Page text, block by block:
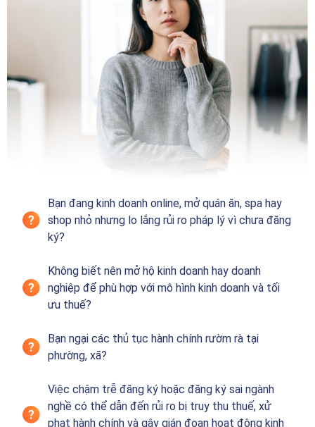
Bạn đang kinh doanh online, mở quán ăn, spa hay
shop nhỏ nhưng lo lắng rủi ro pháp lý vì chưa đăng
ký?
Không biết nên mở hộ kinh doanh hay doanh
nghiệp để phù hợp với mô hình kinh doanh và tối
ưu thuế?
Bạn ngại các thủ tục hành chính rườm rà tại
phường, xã?
Việc chậm trễ đăng ký hoặc đăng ký sai ngành
nghề có thể dẫn đến rủi ro bị truy thu thuế, xử
phạt hành chính và gây gián đoạn hoạt động kinh